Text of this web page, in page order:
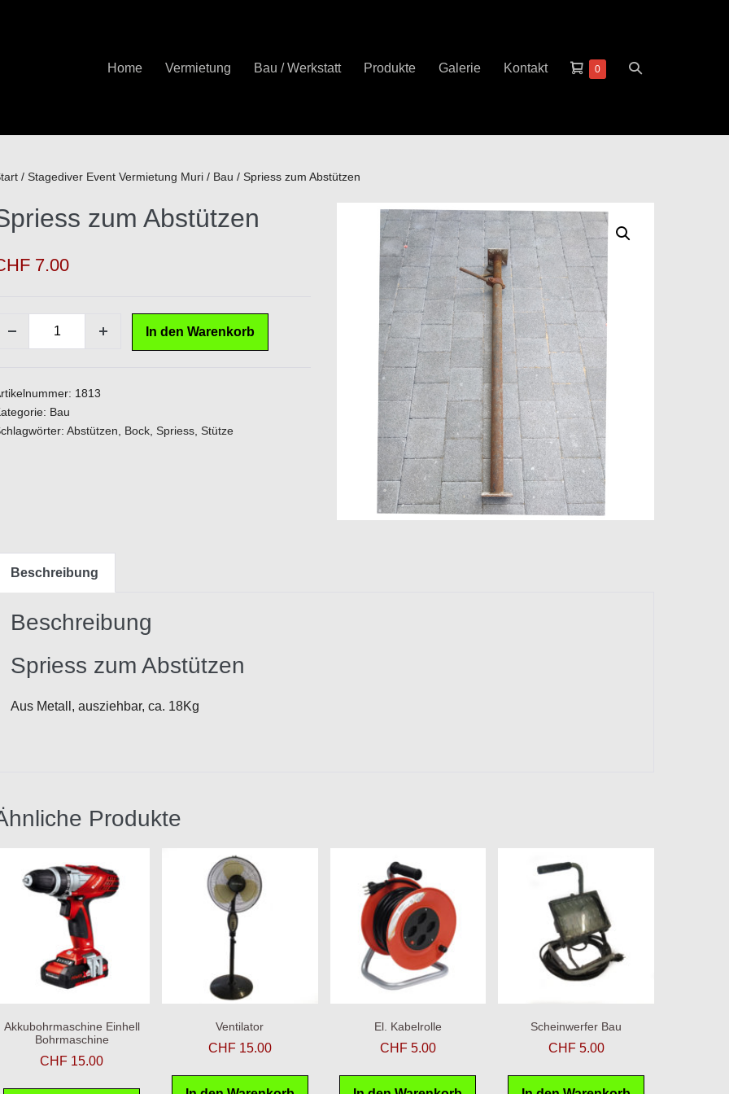
Home
Vermietung Bau / Werkstatt Produkte Galerie Kontakt Warenkorb
0ElementeSuche-
/ Stagediver Event Vermietung Muri / Bau / Spriess zum Abstützen
zum Abstützen
7.00
Spriess
zum
Menge
In den Warenkorb
1813
Bau
Abstützen Bock Spriess Stütze
Beschreibung
Beschreibung
Spriess zum Abstützen
Aus Metall, ausziehbar, ca. 18Kg
Produkte
Akkubohrmaschine Einhell
Bohrmaschine
CHF 15.00
Ventilator
CHF15.00
El. Kabelrolle
CHF5.00
Scheinwerfer Bau
CHF5.00